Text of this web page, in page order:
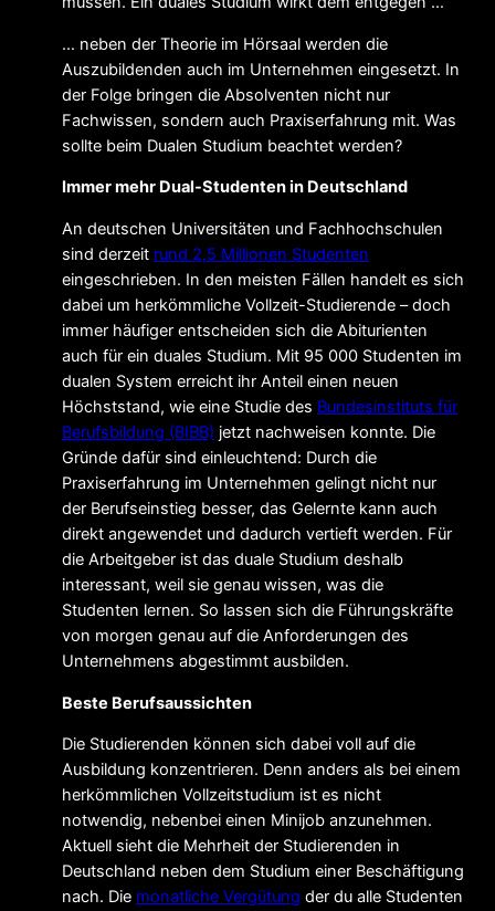
… neben der Theorie im Hörsaal werden die
Auszubildenden auch im Unternehmen eingesetzt. In
der Folge bringen die Absolventen nicht nur
Fachwissen, sondern auch Praxiserfahrung mit. Was
sollte beim Dualen Studium beachtet werden?
Immer mehr Dual-Studenten in Deutschland
An deutschen Universitäten und Fachhochschulen
sind derzeit rund 2,5 Millionen Studenten
eingeschrieben. In den meisten Fällen handelt es sich
dabei um herkömmliche Vollzeit-Studierende – doch
immer häufiger entscheiden sich die Abiturienten
auch für ein duales Studium. Mit 95 000 Studenten im
dualen System erreicht ihr Anteil einen neuen
Höchststand, wie eine Studie des Bundesinstituts für
Berufsbildung (BIBB) jetzt nachweisen konnte. Die
Gründe dafür sind einleuchtend: Durch die
Praxiserfahrung im Unternehmen gelingt nicht nur
der Berufseinstieg besser, das Gelernte kann auch
direkt angewendet und dadurch vertieft werden. Für
die Arbeitgeber ist das duale Studium deshalb
interessant, weil sie genau wissen, was die
Studenten lernen. So lassen sich die Führungskräfte
von morgen genau auf die Anforderungen des
Unternehmens abgestimmt ausbilden.
Beste Berufsaussichten
Die Studierenden können sich dabei voll auf die
Ausbildung konzentrieren. Denn anders als bei einem
herkömmlichen Vollzeitstudium ist es nicht
notwendig, nebenbei einen Minijob anzunehmen.
Aktuell sieht die Mehrheit der Studierenden in
Deutschland neben dem Studium einer Beschäftigung
nach. Die monatliche Vergütung der du alle Studenten